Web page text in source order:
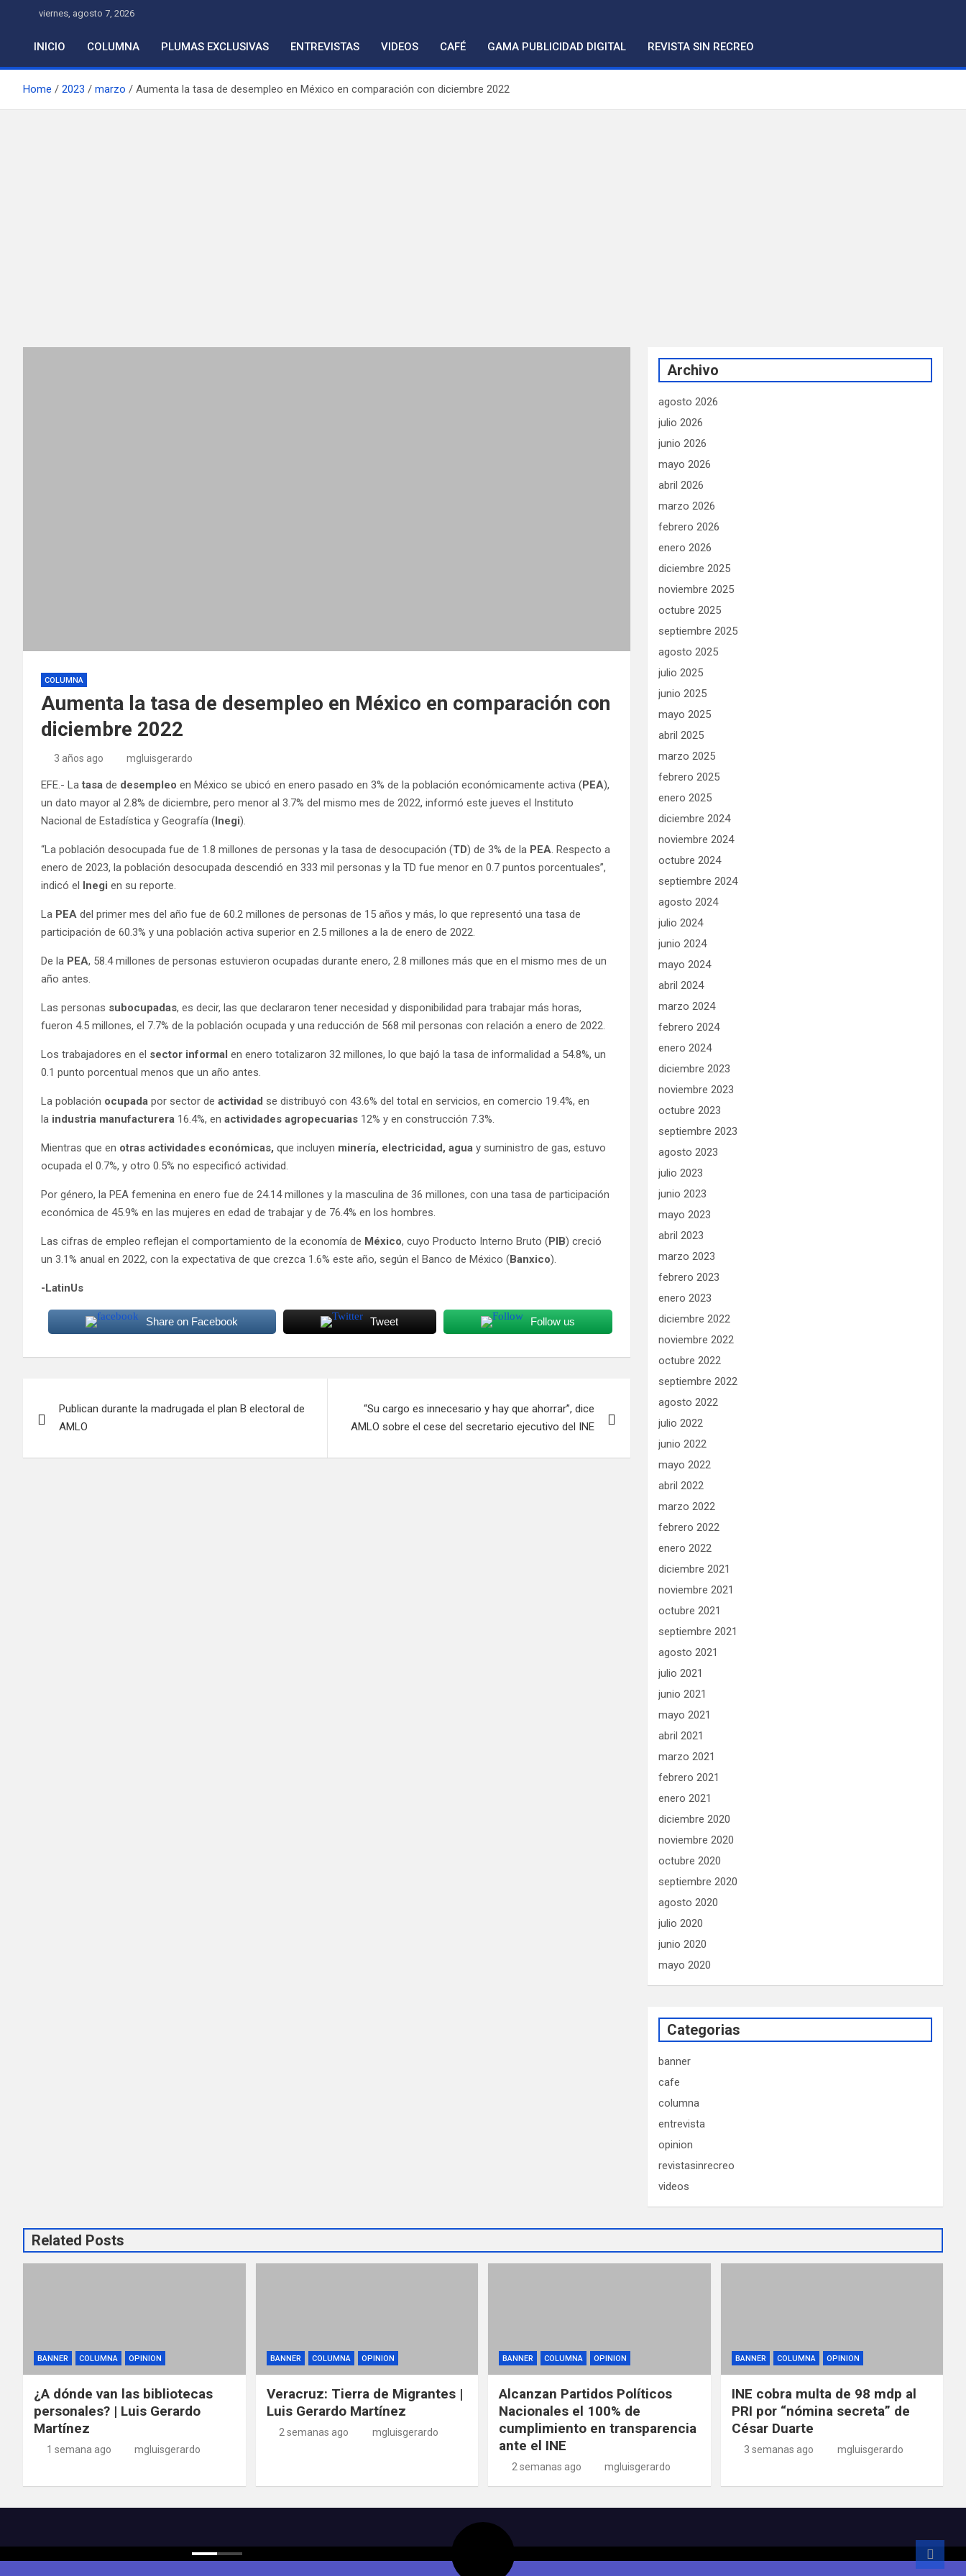
content
viernes, agosto 7, 2026
INICIO COLUMNA PLUMAS EXCLUSIVAS ENTREVISTAS VIDEOS CAFÉ GAMA PUBLICIDAD DIGITAL REVISTA SIN RECREO
Home 2023 marzo Aumenta la tasa de desempleo en México en comparación con diciembre 2022
COLUMNA
Aumenta la tasa de desempleo en México en comparación con
diciembre 2022
3 años ago mgluisgerardo
EFE.- Latasa de desempleo en México se ubicó en enero pasado en 3% de la población económicamente activa (PEA),
un dato mayor al 2.8% de diciembre, pero menor al 3.7% del mismo mes de 2022, informó este jueves el Instituto
Nacional de Estadística y Geografía (Inegi).
“La población desocupada fue de 1.8 millones de personas y la tasa de desocupación (TD) de 3% de la PEA. Respecto a
enero de 2023, la población desocupada descendió en 333 mil personas y la TD fue menor en 0.7 puntos porcentuales”,
indicó el Inegi en su reporte.
La PEA del primer mes del año fue de 60.2 millones de personas de 15 años y más, lo que representó una tasa de
participación de 60.3% y una población activa superior en 2.5 millones a la de enero de 2022.
De la PEA, 58.4 millones de personas estuvieron ocupadas durante enero, 2.8 millones más que en el mismo mes de un
año antes.
Las personas subocupadas, es decir, las que declararon tener necesidad y disponibilidad para trabajar más horas,
fueron 4.5 millones, el 7.7% de la población ocupada y una reducción de 568 mil personas con relación a enero de 2022.
Los trabajadores en el sector informal en enero totalizaron 32 millones, lo que bajó la tasa de informalidad a 54.8%, un
0.1 punto porcentual menos que un año antes.
La población ocupada por sector de actividad se distribuyó con 43.6% del total en servicios, en comercio 19.4%, en
la industria manufacturera 16.4%, en actividades agropecuarias 12% y en construcción 7.3%.
Mientras que en otras actividades económicas, que incluyen minería, electricidad, agua y suministro de gas, estuvo
ocupada el 0.7%, y otro 0.5% no especificó actividad.
Por género, la PEA femenina en enero fue de 24.14 millones y la masculina de 36 millones, con una tasa de participación
económica de 45.9% en las mujeres en edad de trabajar y de 76.4% en los hombres.
Las cifras de empleo reflejan el comportamiento de la economía de México, cuyo Producto Interno Bruto (PIB) creció
un 3.1% anual en 2022, con la expectativa de que crezca 1.6% este año, según el Banco de México (Banxico).
-LatinUs
Share on Facebook Tweet Follow us
de
entradas
Publican durante la madrugada el plan B electoral de
AMLO
“Su cargo es innecesario y hay que ahorrar”, dice
AMLO sobre el cese del secretario ejecutivo del INE
Archivo
agosto 2026
julio 2026
junio 2026
mayo 2026
abril 2026
marzo 2026
febrero 2026
enero 2026
diciembre 2025
noviembre 2025
octubre 2025
septiembre 2025
agosto 2025
julio 2025
junio 2025
mayo 2025
abril 2025
marzo 2025
febrero 2025
enero 2025
diciembre 2024
noviembre 2024
octubre 2024
septiembre 2024
agosto 2024
julio 2024
junio 2024
mayo 2024
abril 2024
marzo 2024
febrero 2024
enero 2024
diciembre 2023
noviembre 2023
octubre 2023
septiembre 2023
agosto 2023
julio 2023
junio 2023
mayo 2023
abril 2023
marzo 2023
febrero 2023
enero 2023
diciembre 2022
noviembre 2022
octubre 2022
septiembre 2022
agosto 2022
julio 2022
junio 2022
mayo 2022
abril 2022
marzo 2022
febrero 2022
enero 2022
diciembre 2021
noviembre 2021
octubre 2021
septiembre 2021
agosto 2021
julio 2021
junio 2021
mayo 2021
abril 2021
marzo 2021
febrero 2021
enero 2021
diciembre 2020
noviembre 2020
octubre 2020
septiembre 2020
agosto 2020
julio 2020
junio 2020
mayo 2020
Categorias
banner
cafe
columna
entrevista
opinion
revistasinrecreo
videos
Related Posts
BANNER COLUMNA OPINION
¿A dónde van las bibliotecas
personales? | Luis Gerardo
Martínez
1 semana ago mgluisgerardo
BANNER COLUMNA OPINION
Veracruz: Tierra de Migrantes |
Luis Gerardo Martínez
2 semanas ago mgluisgerardo
BANNER COLUMNA OPINION
Alcanzan Partidos Políticos
Nacionales el 100% de
cumplimiento en transparencia
ante el INE
2 semanas ago mgluisgerardo
BANNER COLUMNA OPINION
INE cobra multa de 98 mdp al
PRI por “nómina secreta” de
César Duarte
3 semanas ago mgluisgerardo